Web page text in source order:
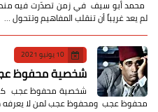
محمد أبو سيف ​في زمن تصدّرت فيه
لم يعد غريباً أن تنقلب المفاهيم وتتحول …
10 يونيو 2021
شخصية محفوظ
شخصية محفوظ عجب
محفوظ عجب ومحفوظ عجب لمن لا يعرفه